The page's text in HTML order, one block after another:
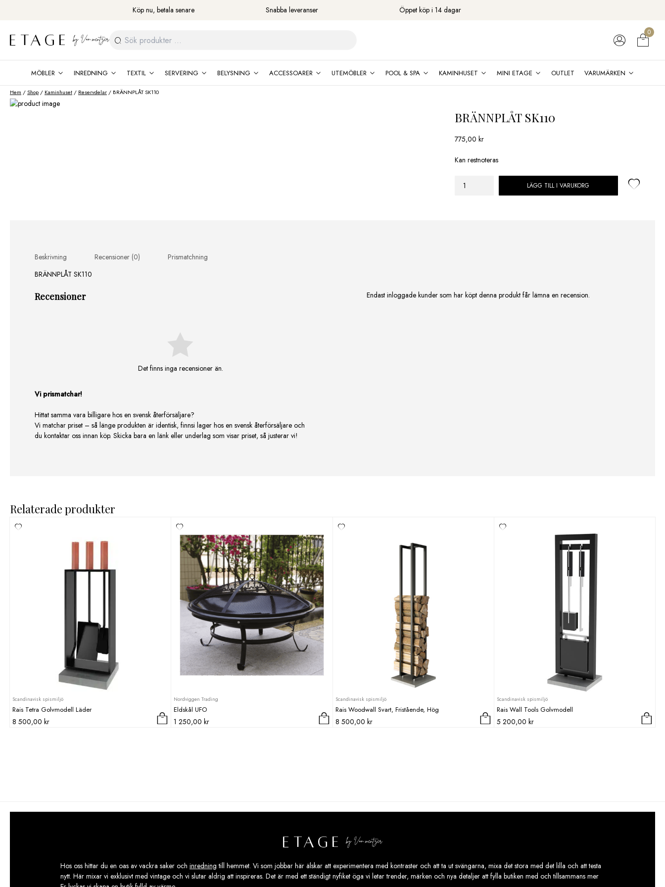
Köp nu, betala senare Snabba leveranser Öppet köp i 14 dagar
Sök
efter:
0
MÖBLER INREDNING TEXTIL SERVERING BELYSNING ACCESSOARER UTEMÖBLER POOL & SPA KAMINHUSET MINI ETAGE OUTLET VARUMÄRKEN
Hem /Shop / Kaminhuset / Reservdelar / BRÄNNPLÅT SK110
BRÄNNPLÅT SK110
775,00kr
Kan restnoteras
BRÄNNPLÅT
LÄGG TILL I VARUKORG
Beskrivning Recensioner (0)
Prismatchning
BRÄNNPLÅT SK110
Recensioner
Det finns inga recensioner än.
Endast inloggade kunder som har köpt denna produkt får lämna en recension.
Vi prismatchar!
Hittat samma vara billigare hos en svensk återförsäljare?
Vi matchar priset – så länge produkten är identisk, finnsi lager hos en svensk återförsäljare och
du kontaktar oss innan köp. Skicka bara en länk eller underlag som visar priset, så justerar vi!
Relaterade produkter
Scandinavisk spismiljö
Rais Tetra Golvmodell Läder
8 500,00 kr
Nordviggen Trading
Eldskål UFO
1 250,00kr
Scandinavisk spismiljö
Rais Woodwall Svart, Fristående, Hög
8 500,00 kr
Scandinavisk spismiljö
Rais Wall Tools Golvmodell
5 200,00 kr
Hos oss hittar du en oas av vackra saker och inredning till hemmet. Vi som jobbar här älskar att experimentera med kontraster och att ta ut svängarna, mixa det stora med det lilla och att testa
nytt. Här mixar vi exklusivt med vintage och vi slutar aldrig att inspireras. Det är med ett ständigt nyfiket öga vi letar trender, märken och nya detaljer att fylla butiken med och tillsammans mer